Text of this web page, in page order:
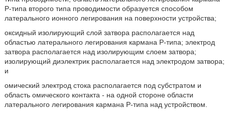
Р-типа второго типа проводимости образуется способом
латерального ионного легирования на поверхности устройства;
оксидный изолирующий слой затвора располагается над
областью латерального легирования кармана Р-типа; электрод
затвора располагается над изолирующим слоем затвора;
изолирующий диэлектрик располагается над электродом затвора;
и
омический электрод стока располагается под субстратом и
область омического контакта - на одной стороне области
латерального легирования кармана Р-типа над устройством.